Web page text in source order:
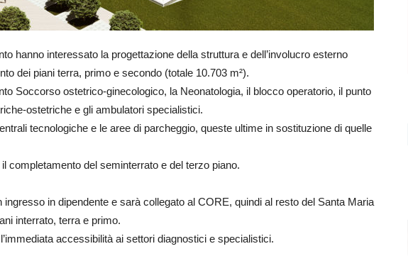
hanno interessato la progettazione della struttura e dell’involucro esterno
dei piani terra, primo e secondo (totale 10.703 m²).
Soccorso ostetrico-ginecologico, la Neonatologia, il blocco operatorio, il punto
ostetriche e gli ambulatori specialistici.
tecnologiche e le aree di parcheggio, queste ultime in sostituzione di quelle
completamento del seminterrato e del terzo piano.
ingresso in dipendente e sarà collegato al CORE, quindi al resto del Santa Maria
interrato, terra e primo.
accessibilità ai settori diagnostici e specialistici.